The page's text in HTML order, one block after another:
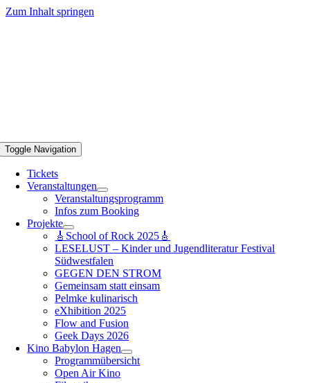
Zum Inhalt springen
Toggle Navigation
Tickets
Veranstaltungen
Veranstaltungsprogramm
Infos zum Booking
Projekte
🎸School of Rock 2025🎸
LESELUST – Kinder und Jugendliteratur Festival
Südwestfalen
GEGEN DEN STROM
Gemeinsam statt einsam
Pelmke kulinarisch
eXhibition 2025
Flow and Fusion
Geek Days 2026
Kino Babylon Hagen
Programmübersicht
Open Air Kino